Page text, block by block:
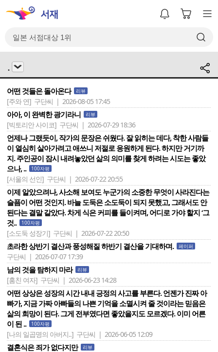
.
어떤 것들은 돌아온다 리뷰
[주와 연] 구단씨 | 2026-08-05 17:45
아아, 이 완벽한 광기라니 리뷰
[빅토리안 사이코] 구단씨 | 2026-07-29 18:36
언제나 그랬듯이, 작가의 문장은 쉬웠다. 잘 읽히는 데다, 착한 사람들
이 열심히 살아가려고 애쓰니 저절로 응원하게 된다. 하지만 거기까
지. 주인공이 잠시 내려놓았던 삶의 의미를 찾게 하려는 시도는 좋았
으나, ..
100자평
[서울의 선인] 구단씨 | 2026-07-22 20:55
이제 알았으려나, 사소해 보여도 누군가의 소중한 무엇이 사라진다는
슬픔이 어떤 것인지. 바늘 도둑은 소도둑이 되지 못했고, 그래서도 안
된다는 결말 같았다. 차게 식은 커피를 들이켜며, 어디로 가야 할지 ‘그
것..
100자평
[소도둑 성장기] 구단씨 | 2026-07-22 20:50
초라한 상반기 결산과 풍성해질 하반기 결산을 기대하며. 페이퍼
구단씨 | 2026-07-07 17:39
남의 것을 탐하지 마라 리뷰
[훔친 여자] 구단씨 | 2026-06-23 14:28
어떤 상상은 성장의 시간 내내 긍정의 사고를 부른다. 언젠가 진짜 아
빠가, 지금 가짜 아빠들의 나쁜 기억을 소멸시켜 줄 것이라는 믿음은
삶의 희망이 된다. 그게 전부였다면 좋았을지도 모르겠다. 이미 어른
이 된 ..
100자평
[나의 일곱명의 아버지..] 구단씨 | 2026-06-05 12:09
결혼식은 죄가 없다지만 리뷰